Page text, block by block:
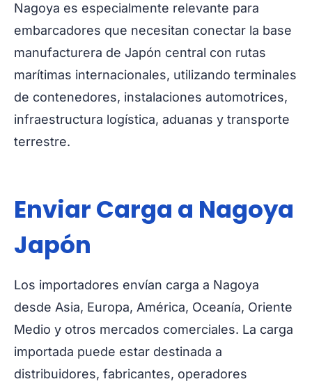
Nagoya es especialmente relevante para
embarcadores que necesitan conectar la base
manufacturera de Japón central con rutas
marítimas internacionales, utilizando terminales
de contenedores, instalaciones automotrices,
infraestructura logística, aduanas y transporte
terrestre.
Enviar Carga a Nagoya
Japón
Los importadores envían carga a Nagoya
desde Asia, Europa, América, Oceanía, Oriente
Medio y otros mercados comerciales. La carga
importada puede estar destinada a
distribuidores, fabricantes, operadores